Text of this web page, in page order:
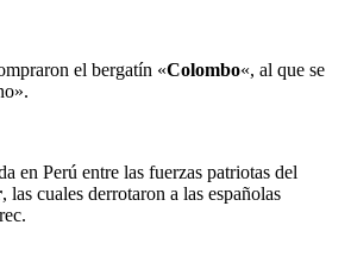
el bergatín «Colombo«, al que se
en Perú entre las fuerzas patriotas del
, las cuales derrotaron a las españolas